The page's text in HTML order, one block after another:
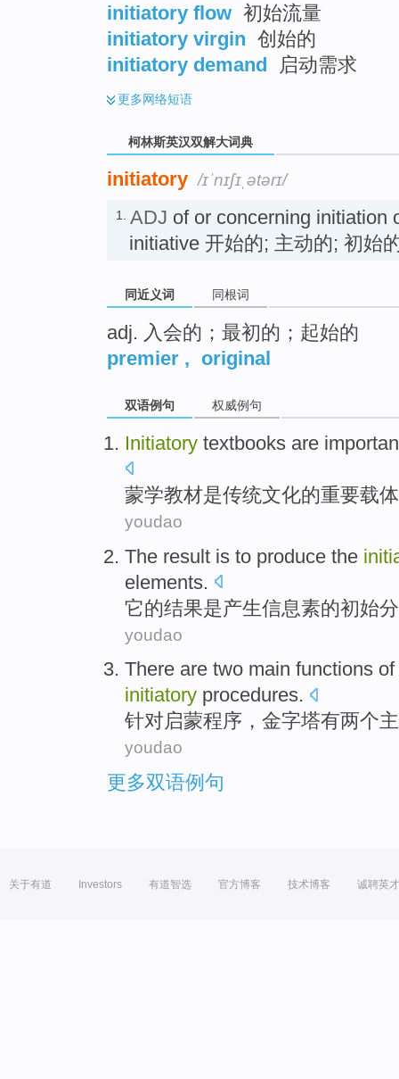
initiatory flow 初始流量
initiatory virgin 创始的
initiatory demand
启动需求
更多网络短语
柯林斯英汉双解大词典
initiatory /ɪˈnɪʃɪˌətərɪ/
1. ADJ of or concerning initiation
initiative 开始的; 主动的; 初始
同近义词 同根词
adj. 入会的；最初的；起始的
premier , original
双语例句 权威例句
Initiatory textbooks are
蒙学教材是传统文化的重要载体
youdao
The result is to produce the
elements.
它的结果是产生信息素的初始
youdao
There are two main functions of
initiatory procedures.
针对启蒙程序 ， 金字塔有两个
youdao
更多双语例句
关于有道 Investors 有道智选 官方博客 技术博客 诚聘英才